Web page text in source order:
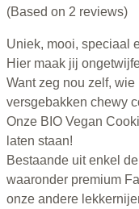
(Based on 2 reviews)
Uniek, mooi, speciaal
Hier maak jij
Want zeg nou zelf,
versgebakken chewy
Onze BIO Vegan
laten staan!
Bestaande uit enkel
waaronder premium
onze andere